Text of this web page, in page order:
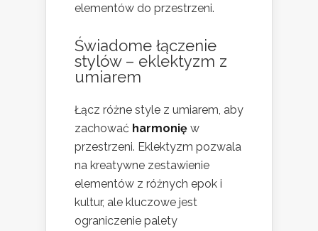
elementów do przestrzeni.
Świadome łączenie
stylów – eklektyzm z
umiarem
Łącz różne style z umiarem, aby
zachować harmonię w
przestrzeni. Eklektyzm pozwala
na kreatywne zestawienie
elementów z różnych epok i
kultur, ale kluczowe jest
ograniczenie palety